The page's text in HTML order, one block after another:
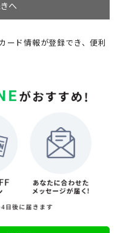
へ
ード情報が登録でき、便利